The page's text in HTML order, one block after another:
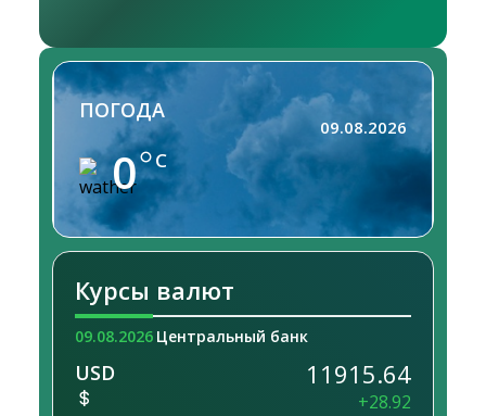
ПОГОДА
0 C
09.08.2026
Курсы валют
09.08.2026 Центральный банк
USD 11915.64
+28.92